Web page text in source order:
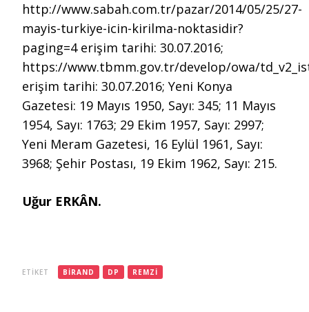
http://www.sabah.com.tr/pazar/2014/05/25/27-
mayis-turkiye-icin-kirilma-noktasidir?
paging=4 erişim tarihi: 30.07.2016;
https://www.tbmm.gov.tr/develop/owa/
erişim tarihi: 30.07.2016; Yeni Konya
Gazetesi: 19 Mayıs 1950, Sayı: 345; 11 Mayıs
1954, Sayı: 1763; 29 Ekim 1957, Sayı: 2997;
Yeni Meram Gazetesi, 16 Eylül 1961, Sayı:
3968; Şehir Postası, 19 Ekim 1962, Sayı: 215.
Uğur ERKÂN.
ETIKET BIRAND DP REMZI